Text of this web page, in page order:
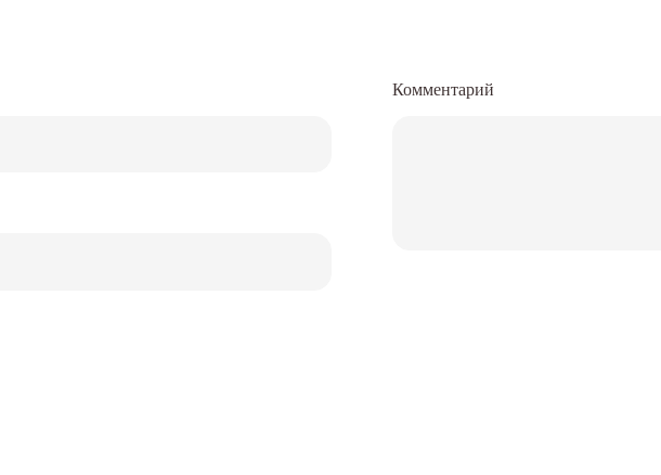
Комментарий